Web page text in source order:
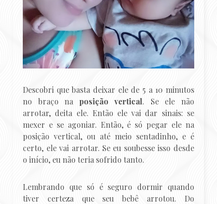
Descobri que basta deixar ele de 5 a 10 minutos
no braço na posição vertical. Se ele não
arrotar, deita ele. Então ele vai dar sinais: se
mexer e se agoniar. Então, é só pegar ele na
posição vertical, ou até meio sentadinho, e é
certo, ele vai arrotar. Se eu soubesse isso desde
o início, eu não teria sofrido tanto.
Lembrando que só é seguro dormir quando
tiver certeza que seu bebê arrotou. Do